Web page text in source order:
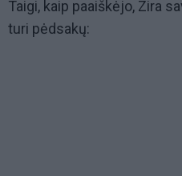
Taigi, kaip paaiškėjo, Zira
turi pėdsakų: